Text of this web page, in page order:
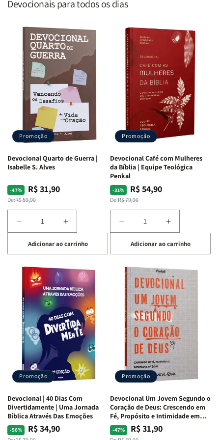
Devocionais para todos os dias
Promoção
Devocional Quarto de Guerra |
Isabelle S. Alves
-47%
Preço
normal
De:R$ 59,90
Preço
promocional
R$ 31,90
Diminuir
a
quantidade
de
Devocional
Quarto
de
Guerra
Isabelle
S.
Alves
Aumentar
a
quantidade
de
Devocional
Quarto
de
Guerra
|
Isabelle
S.
Alves
Adicionar ao carrinho
Promoção
Devocional Café com Mulheres
da Bíblia | Equipe Teológica
Penkal
-31%
Preço
normal
De:R$ 79,90
Preço
promocional
R$ 54,90
Diminuir
a
quantidade
de
Devocional
Café
com
Mulheres
da
Bíblia
Equipe
Teológica
Penkal
Aumentar
a
quantidade
de
Devocional
Café
com
Mulheres
da
Bíblia
|
Equipe
Teológica
Penkal
Adicionar ao carrinho
Promoção
Devocional | 40 Dias Com
Divertidamente | Uma Jornada
Bíblica Através Das Emoções
-56%
Preço
PreçoR$ 34,90
Promoção
Devocional Um Jovem Segundo o
Coração de Deus: Crescendo em
Fé, Propósito e Intimidade em
Deus
-47%
Preço
PreçoR$ 31,90